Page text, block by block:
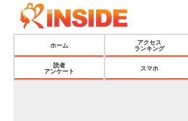
ホーム
アクセス
ランキング
読者
アンケート
スマホ